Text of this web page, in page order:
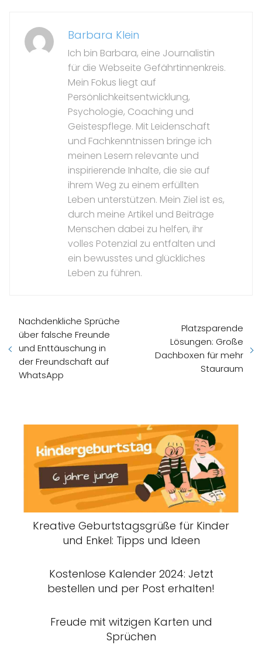
Barbara Klein
Ich bin Barbara, eine Journalistin
für die Webseite Gefährtinnenkreis.
Mein Fokus liegt auf
Persönlichkeitsentwicklung,
Psychologie, Coaching und
Geistespflege. Mit Leidenschaft
und Fachkenntnissen bringe ich
meinen Lesern relevante und
inspirierende Inhalte, die sie auf
ihrem Weg zu einem erfüllten
Leben unterstützen. Mein Ziel ist es,
durch meine Artikel und Beiträge
Menschen dabei zu helfen, ihr
volles Potenzial zu entfalten und
ein bewusstes und glückliches
Leben zu führen.
Nachdenkliche Sprüche
über falsche Freunde
und Enttäuschung in
der Freundschaft auf
WhatsApp
Platzsparende
Lösungen: Große
Dachboxen für mehr
Stauraum
Kreative Geburtstagsgrüße für Kinder
und Enkel: Tipps und Ideen
Kostenlose Kalender 2024: Jetzt
bestellen und per Post erhalten!
Freude mit witzigen Karten und
Sprüchen